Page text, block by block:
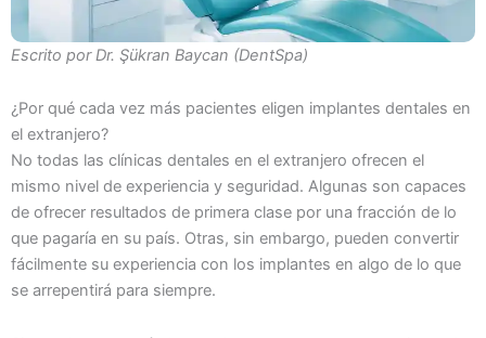
Escrito por Dr. Şükran Baycan (DentSpa)
¿Por qué cada vez más pacientes eligen implantes dentales en
el extranjero?
No todas las clínicas dentales en el extranjero ofrecen el
mismo nivel de experiencia y seguridad. Algunas son capaces
de ofrecer resultados de primera clase por una fracción de lo
que pagaría en su país. Otras, sin embargo, pueden convertir
fácilmente su experiencia con los implantes en algo de lo que
se arrepentirá para siempre.